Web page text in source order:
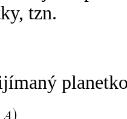
tzn.